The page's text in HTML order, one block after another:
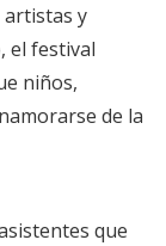
artistas y
el festival
niños,
de la
que